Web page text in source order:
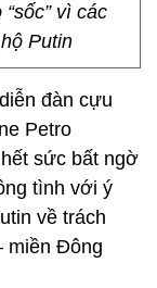
vì các
Putin
đàn cựu
Petro
sức bất ngờ
tình với ý
về trách
miền Đông